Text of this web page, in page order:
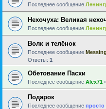
Последнее сообщение
Нехочуха: Великая
Последнее сообщение
Волк и телёнок
Последнее сообщение Messing
Ответы: 1
Обетование Пасхи
Последнее сообщение Alex71
Подарок
Последнее сообщение просто